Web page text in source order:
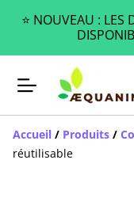
⭐️ NOUVEAU : LES
Accueil / Produits /
réutilisable